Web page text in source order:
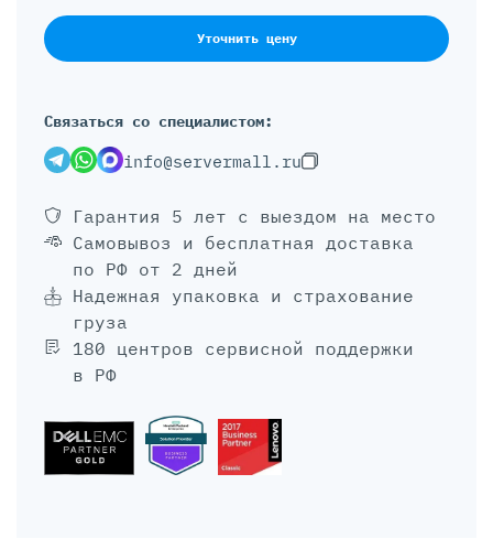
Уточнить цену
Связаться со специалистом:
info@servermall.ru
Гарантия 5 лет с выездом на место
Самовывоз и бесплатная доставка
по РФ от 2 дней
Надежная упаковка и страхование
груза
180 центров сервисной поддержки
в РФ